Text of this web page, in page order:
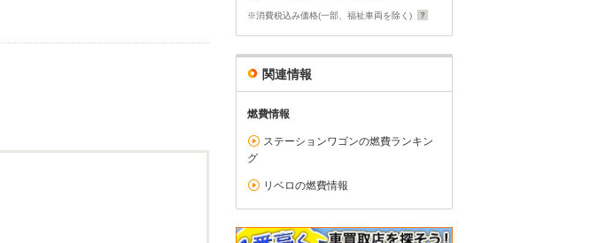
※消費税込み価格(一部、福祉車両を除く)
関連情報
燃費情報
ステーションワゴンの燃費ランキン
グ
リベロの燃費情報